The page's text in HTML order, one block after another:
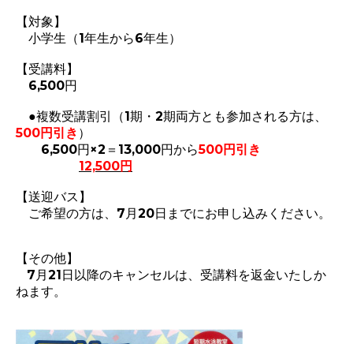
【対象】
小学生（1年生から6年生）
【受講料】
6,500円
●複数受講割引
（1期・2期両方とも参加される方は、
500円引き ）
6,500円×2＝13,000円から500円引き
12,500円
【送迎バス】
ご希望の方は、7月20日までにお申し込みください。
【その他】
7月21日以降のキャンセルは、受講料を返金いたしか
ねます。